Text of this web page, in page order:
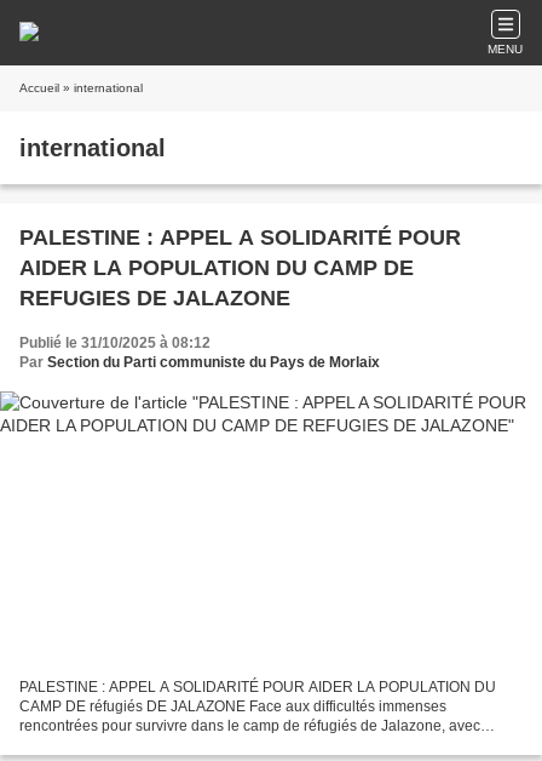
MENU
Accueil » international
international
PALESTINE : APPEL A SOLIDARITÉ POUR
AIDER LA POPULATION DU CAMP DE
REFUGIES DE JALAZONE
Publié le 31/10/2025 à 08:12
Par Section du Parti communiste du Pays de Morlaix
PALESTINE : APPEL A SOLIDARITÉ POUR AIDER LA POPULATION DU
CAMP DE réfugiés DE JALAZONE Face aux difficultés immenses
rencontrées pour survivre dans le camp de réfugiés de Jalazone, avec